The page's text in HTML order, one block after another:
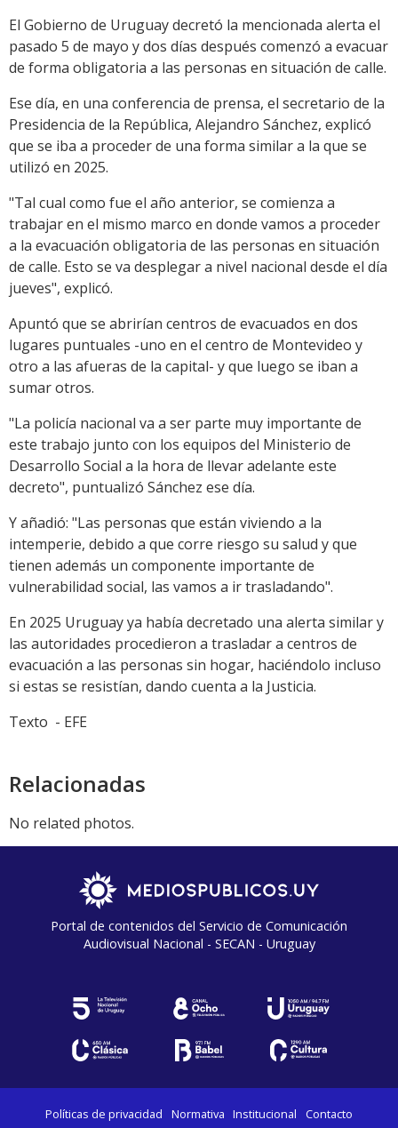
El Gobierno de Uruguay decretó la mencionada alerta el
pasado 5 de mayo y dos días después comenzó a evacuar
de forma obligatoria a las personas en situación de calle.
Ese día, en una conferencia de prensa, el secretario de la
Presidencia de la República, Alejandro Sánchez, explicó
que se iba a proceder de una forma similar a la que se
utilizó en 2025.
"Tal cual como fue el año anterior, se comienza a
trabajar en el mismo marco en donde vamos a proceder
a la evacuación obligatoria de las personas en situación
de calle. Esto se va desplegar a nivel nacional desde el día
jueves", explicó.
Apuntó que se abrirían centros de evacuados en dos
lugares puntuales -uno en el centro de Montevideo y
otro a las afueras de la capital- y que luego se iban a
sumar otros.
"La policía nacional va a ser parte muy importante de
este trabajo junto con los equipos del Ministerio de
Desarrollo Social a la hora de llevar adelante este
decreto", puntualizó Sánchez ese día.
Y añadió: "Las personas que están viviendo a la
intemperie, debido a que corre riesgo su salud y que
tienen además un componente importante de
vulnerabilidad social, las vamos a ir trasladando".
En 2025 Uruguay ya había decretado una alerta similar y
las autoridades procedieron a trasladar a centros de
evacuación a las personas sin hogar, haciéndolo incluso
si estas se resistían, dando cuenta a la Justicia.
Texto - EFE
Relacionadas
No related photos.
Portal de contenidos del Servicio de Comunicación
Audiovisual Nacional - SECAN - Uruguay
Políticas de privacidad Normativa Institucional Contacto